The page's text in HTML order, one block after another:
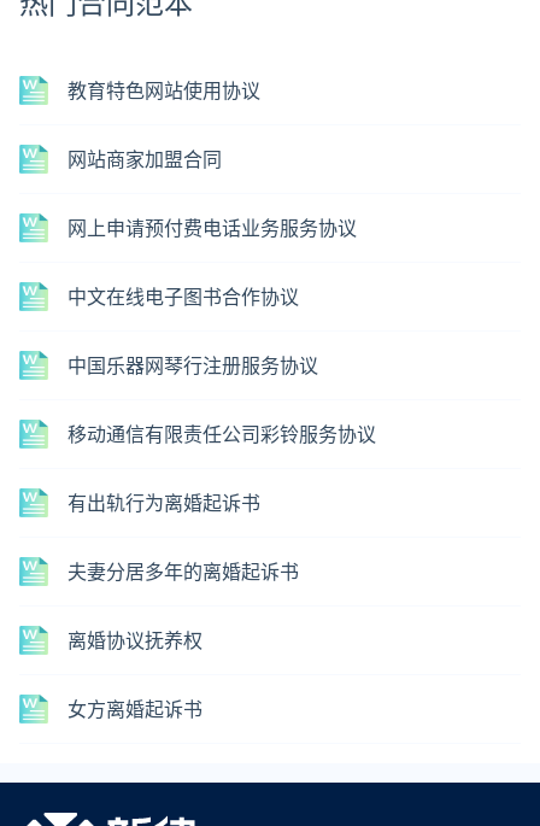
教育特色网站使用协议
网站商家加盟合同
网上申请预付费电话业务服务协议
中文在线电子图书合作协议
中国乐器网琴行注册服务协议
移动通信有限责任公司彩铃服务协议
有出轨行为离婚起诉书
夫妻分居多年的离婚起诉书
离婚协议抚养权
女方离婚起诉书